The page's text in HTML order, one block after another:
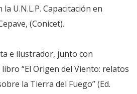
U.N.L.P. Capacitación en
(Conicet).
e ilustrador, junto con
“El Origen del Viento: relatos
la Tierra del Fuego” (Ed.